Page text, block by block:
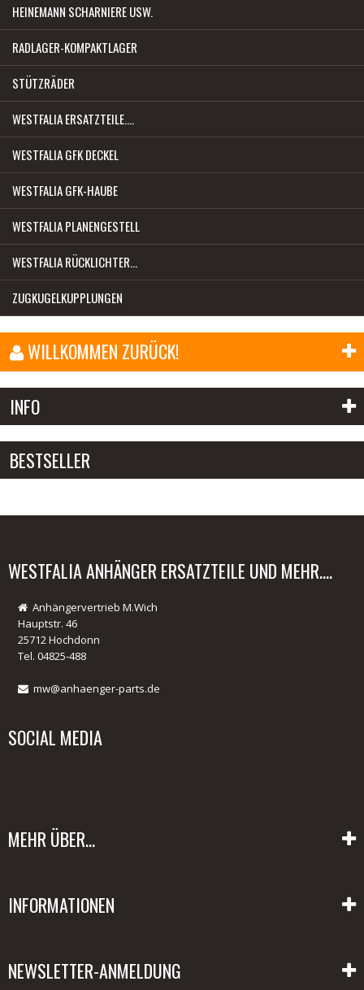
HEINEMANN SCHARNIERE USW.
RADLAGER-KOMPAKTLAGER
STÜTZRÄDER
WESTFALIA ERSATZTEILE....
WESTFALIA GFK DECKEL
WESTFALIA GFK-HAUBE
WESTFALIA PLANENGESTELL
WESTFALIA RÜCKLICHTER...
ZUGKUGELKUPPLUNGEN
WILLKOMMEN ZURÜCK!
E-Mail-Adresse:
Passwort:
INFO
BESTSELLER
01.
WESTFALIA ANHÄNGER ERSATZTEILE UND MEHR....
Anhängervertrieb M.Wich
Hauptstr. 46
25712 Hochdonn
Tel. 04825-488
mw@anhaenger-parts.de
SOCIAL MEDIA
MEHR ÜBER...
Unsere AGB's
Widerrufbutton
INFORMATIONEN
Planen Infoseite
NEWSLETTER-ANMELDUNG